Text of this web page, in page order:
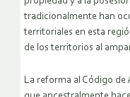
tradicionalmente han
territoriales en esta
de los territorios al
La reforma al Código